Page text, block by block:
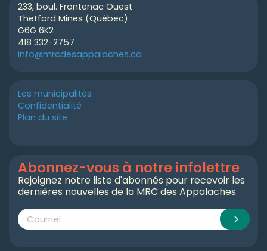
233, boul. Frontenac Ouest
Thetford Mines (Québec)
G6G 6K2
418 332-2757
info@mrcdesappalaches.ca
Les municipalités
Confidentialité
Plan du site
Abonnez-vous à notre infolettre
Rejoignez notre liste d'abonnés pour recevoir les
dernières nouvelles de la MRC des Appalaches